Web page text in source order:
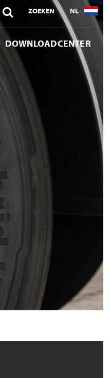
 ZOEKEN NL
DOWNLOADCENTER